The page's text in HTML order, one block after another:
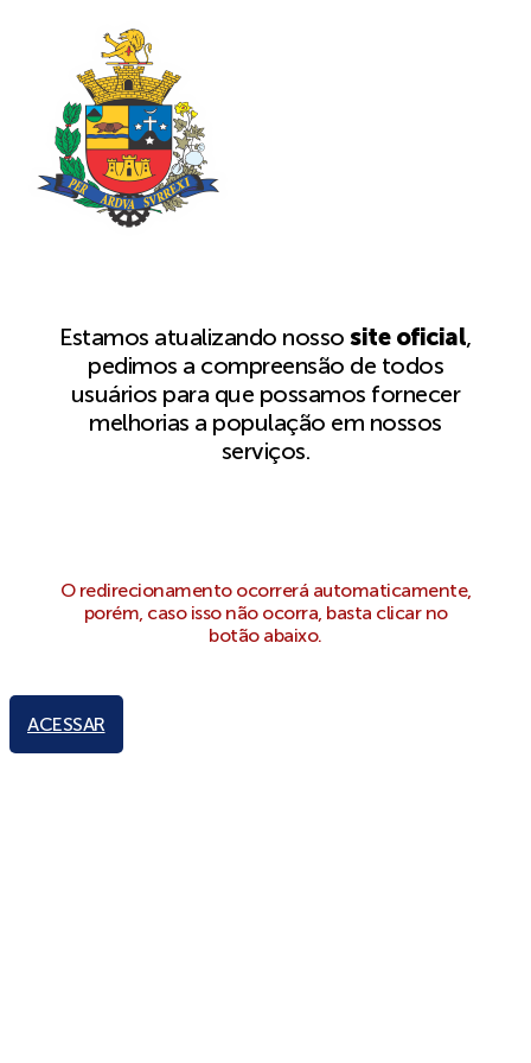
Estamos atualizando nossosite oficial,
pedimos a compreensão de todos
usuários para que possamos fornecer
melhorias a população em nossos
serviços.
O redirecionamento ocorrerá automaticamente,
porém, caso isso não ocorra, basta clicar no
botão abaixo.
ACESSAR